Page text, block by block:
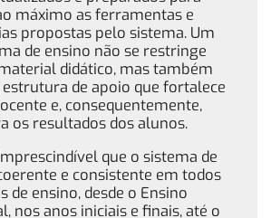
máximo as ferramentas e
propostas pelo sistema. Um
de ensino não se restringe
didático, mas também
de apoio que fortalece
e, consequentemente,
os resultados dos alunos.
que o sistema de
e consistente em todos
de ensino, desde o Ensino
nos anos iniciais e finais, até o